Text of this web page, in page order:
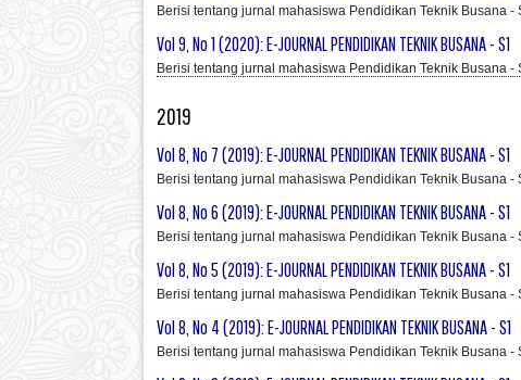
Berisi tentang jurnal mahasiswa Pendidikan Teknik Busana -
Vol 9, No 1 (2020): E-JOURNAL PENDIDIKAN TEKNIK BUSANA - S1
Berisi tentang jurnal mahasiswa Pendidikan Teknik Busana -
2019
Vol 8, No 7 (2019): E-JOURNAL PENDIDIKAN TEKNIK BUSANA - S1
Berisi tentang jurnal mahasiswa Pendidikan Teknik Busana -
Vol 8, No 6 (2019): E-JOURNAL PENDIDIKAN TEKNIK BUSANA - S1
Berisi tentang jurnal mahasiswa Pendidikan Teknik Busana -
Vol 8, No 5 (2019): E-JOURNAL PENDIDIKAN TEKNIK BUSANA - S1
Berisi tentang jurnal mahasiswa Pendidikan Teknik Busana -
Vol 8, No 4 (2019): E-JOURNAL PENDIDIKAN TEKNIK BUSANA - S1
Berisi tentang jurnal mahasiswa Pendidikan Teknik Busana -